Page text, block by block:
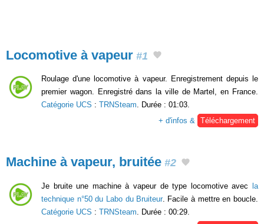
Locomotive à vapeur #1
Roulage d'une locomotive à vapeur. Enregistrement depuis le
premier wagon. Enregistré dans la ville de Martel, en France.
Catégorie UCS : TRNSteam. Durée : 01:03.
+ d'infos & Téléchargement
Machine à vapeur, bruitée #2
Je bruite une machine à vapeur de type locomotive avec
la
technique n°50 du Labo du Bruiteur. Facile à mettre en boucle.
Catégorie UCS : TRNSteam . Durée : 00:29.